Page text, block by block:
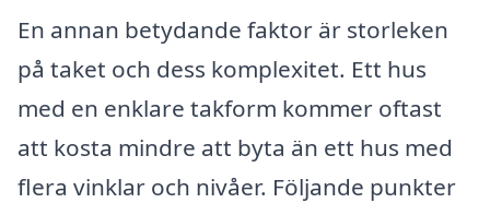
En annan betydande faktor är storleken
på taket och dess komplexitet. Ett hus
med en enklare takform kommer oftast
att kosta mindre att byta än ett hus med
flera vinklar och nivåer. Följande punkter